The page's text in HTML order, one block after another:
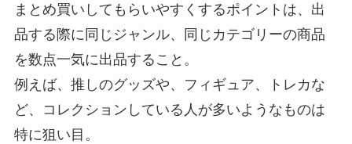
まとめ買いしてもらいやすくするポイントは、出
品する際に同じジャンル、同じカテゴリーの商品
を数点一気に出品すること。
例えば、推しのグッズや、フィギュア、トレカな
ど、コレクションしている人が多いようなものは
特に狙い目。